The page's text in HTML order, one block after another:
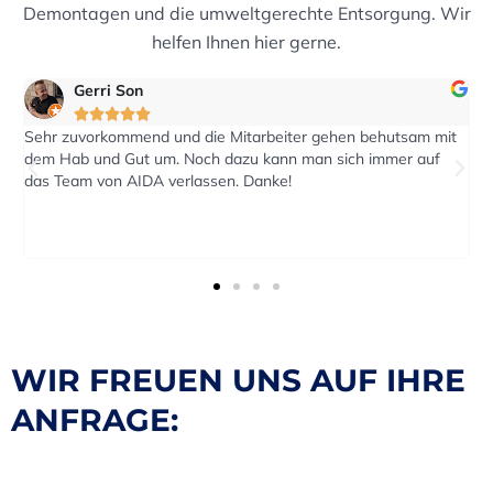
Demontagen und die umweltgerechte Entsorgung. Wir
helfen Ihnen hier gerne.
Son

und die Mitarbeiter gehen behutsam mit
Gut um. Noch dazu kann man sich immer auf
AIDA verlassen. Danke!
eric2016
Auf eine
reagiert. Der
WIR FREUEN UNS AUF IHRE
ANFRAGE: